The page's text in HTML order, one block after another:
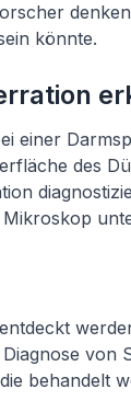
könnte.
einer
des
von
behandelt